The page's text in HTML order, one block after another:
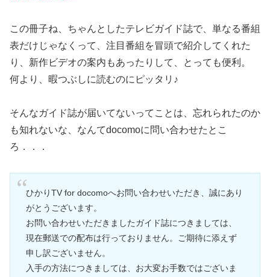
この冊子ね、ちゃんとしたテレビガイド誌で、単なる番組
表だけじゃなくって、注目番組を冒頭で紹介してくれた
り、新作ビデオの案内もあったりして、とっても便利。
何より、暇つぶしに読むのにピッタリ♪
そんなガイド誌が届いてないってことは、忘れられたのか
も知れないな、なんてdocomoに問い合わせたとこ
ろ．．．
ひかりTV for docomoへお問い合わせいただき、誠にあり
がとうございます。
お問い合わせいただきましたガイド誌につきましては、
現在郵送での配布は行っておりません。ご期待に添えず
申し訳ございません。
入手の方法につきましては、お大変お手数ではございま